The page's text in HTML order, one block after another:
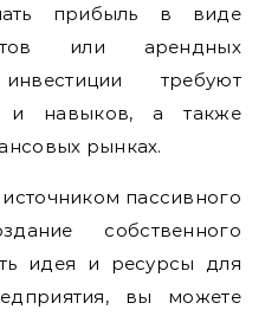
прибыль в виде
или арендных
требуют
и навыков, а также
рынках.
пассивного
собственного
идея и ресурсы для
вы можете